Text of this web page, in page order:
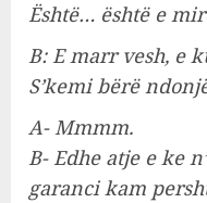
Është… është e
B: E marr vesh, e
S’kemi bërë
A- Mmmm.
B- Edhe atje e ke
garanci kam